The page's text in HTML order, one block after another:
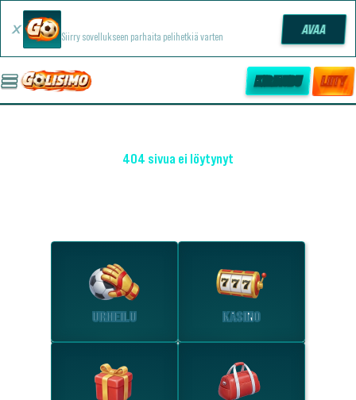
Siirry sovellukseen parhaita pelihetkiä varten AVAA
KIRJAUDU LIITY
404 sivua ei löytynyt
URHEILU KASINO